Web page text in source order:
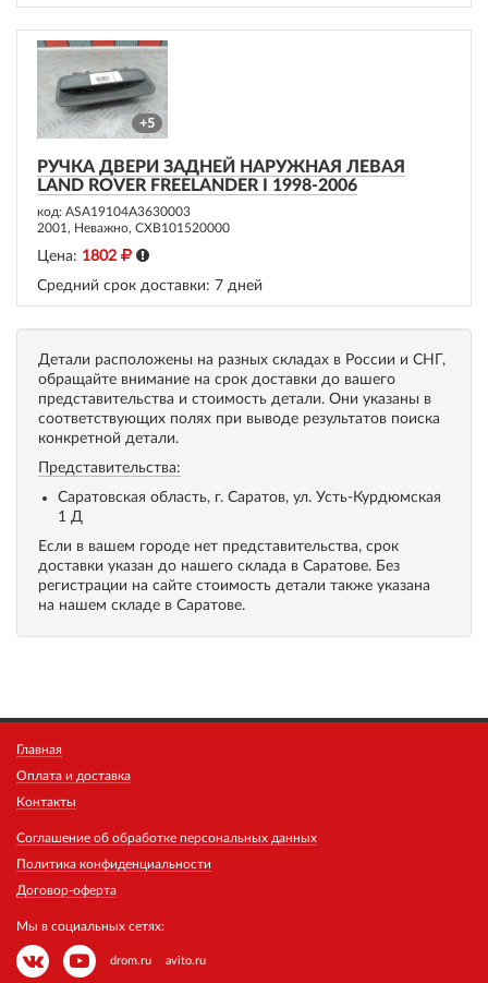
+5
РУЧКА ДВЕРИ ЗАДНЕЙ НАРУЖНАЯ ЛЕВАЯ
LAND ROVER FREELANDER I 1998-2006
код: ASA19104A3630003
2001, Неважно, CXB101520000
Цена: 1802
Средний срок доставки: 7 дней
Детали расположены на разных складах в России и СНГ,
обращайте внимание на срок доставки до вашего
представительства и стоимость детали. Они указаны в
соответствующих полях при выводе результатов поиска
конкретной детали.
Представительства:
Саратовская область, г. Саратов, ул. Усть-Курдюмская
1 Д
Если в вашем городе нет представительства, срок
доставки указан до нашего склада в Саратове. Без
регистрации на сайте стоимость детали также указана
на нашем складе в Саратове.
Главная
Оплата и доставка
Контакты
Соглашение об обработке персональных данных
Политика конфиденциальности
Договор-оферта
Мы в социальных сетях:
drom.ru avito.ru